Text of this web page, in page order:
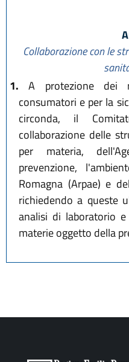
Collaborazione con le
1. A protezione dei
consumatori e per la
circonda, il
collaborazione delle
per materia,
prevenzione,
Romagna (Arpae) e
richiedendo a queste
analisi di laboratorio
materie oggetto della